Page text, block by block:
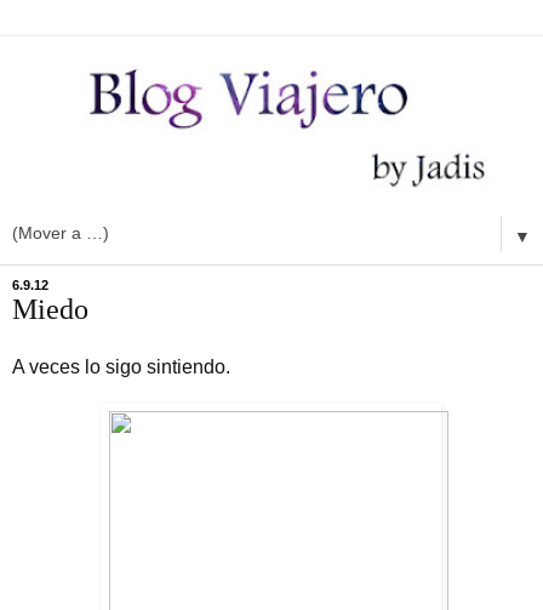
▼
6.9.12
Miedo
A veces lo sigo sintiendo.